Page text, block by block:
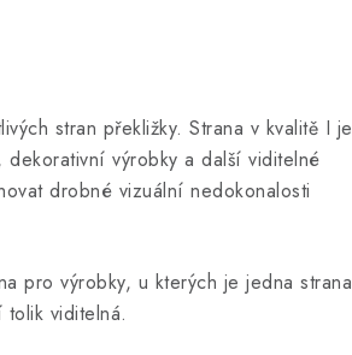
stran překližky. Strana v kvalitě I je
výrobky a další viditelné
drobné vizuální nedokonalosti
pro výrobky, u kterých je jedna strana
viditelná.